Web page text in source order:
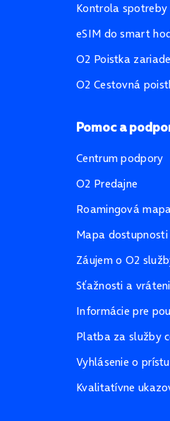
Kontrola spotreby
eSIM do smart
O2 Poistka
O2 Cestovná
Pomoc a
Centrum podpory
O2 Predajne
Roamingová
Mapa dostupnosti
Záujem o O2
Sťažnosti a
Informácie pre
Platba za služby
Vyhlásenie o
Kvalitatívne